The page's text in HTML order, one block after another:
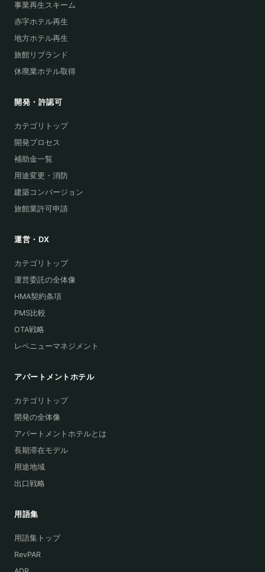
事業再生スキーム
赤字ホテル再生
地方ホテル再生
旅館リブランド
休廃業ホテル取得
開発・許認可
カテゴリトップ
開発プロセス
補助金一覧
用途変更・消防
建築コンバージョン
旅館業許可申請
運営・DX
カテゴリトップ
運営委託の全体像
HMA契約条項
PMS比較
OTA戦略
レベニューマネジメント
アパートメントホテル
カテゴリトップ
開発の全体像
アパートメントホテルとは
長期滞在モデル
用途地域
出口戦略
用語集
用語集トップ
RevPAR